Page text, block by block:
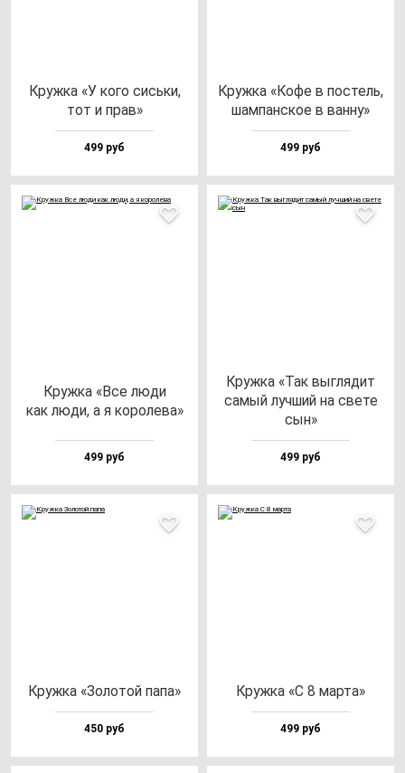
Круж­ка «У ко­го сись­ки,
тот и прав»
499 руб
Круж­ка «Кофе в пос­тель,
шам­пан­ское в ван­ну»
499 руб
Круж­ка «Все лю­ди
как лю­ди, а я ко­ро­ле­ва»
499 руб
Круж­ка «Так выг­ля­дит
са­мый луч­ший на све­те
сын»
499 руб
Круж­ка «Золо­той па­па»
450 руб
Круж­ка «С 8 мар­та»
499 руб